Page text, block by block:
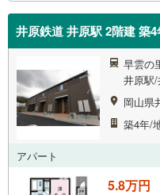
井原鉄道 井原駅 2階建 築4
早雲の
井原駅
岡山県
築4年/
アパート
5.8万円